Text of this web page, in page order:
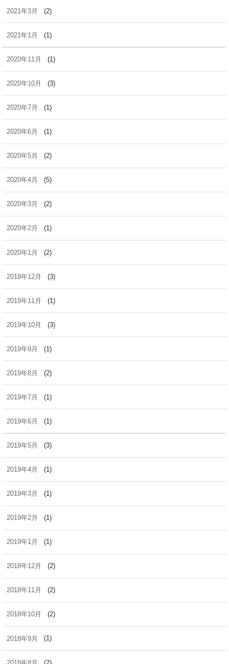
2021年3月 (2)
2021年1月 (1)
2020年11月 (1)
2020年10月 (3)
2020年7月 (1)
2020年6月 (1)
2020年5月 (2)
2020年4月 (5)
2020年3月 (2)
2020年2月 (1)
2020年1月 (2)
2019年12月 (3)
2019年11月 (1)
2019年10月 (3)
2019年9月 (1)
2019年8月 (2)
2019年7月 (1)
2019年6月 (1)
2019年5月 (3)
2019年4月 (1)
2019年3月 (1)
2019年2月 (1)
2019年1月 (1)
2018年12月 (2)
2018年11月 (2)
2018年10月 (2)
2018年9月 (1)